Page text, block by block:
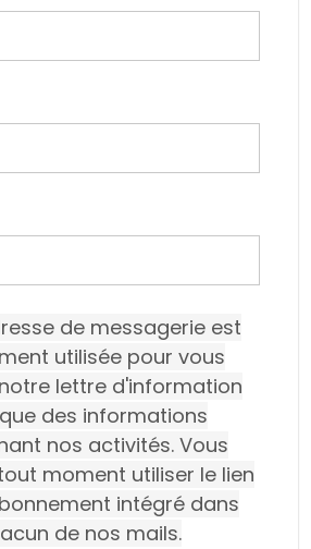
de messagerie est
utilisée pour vous
lettre d'information
des informations
nos activités. Vous
moment utiliser le lien
intégré dans
de nos mails.